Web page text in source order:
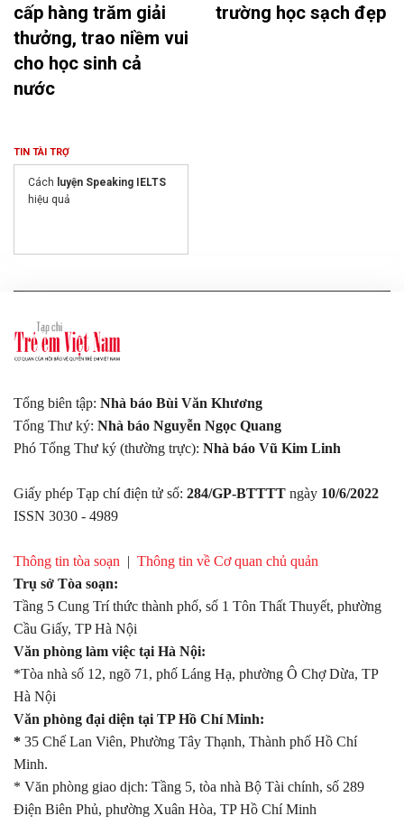
cấp hàng trăm giải
thưởng, trao niềm vui
cho học sinh cả
nước
trường học sạch đẹp
TIN TÀI TRỢ
Cách luyện Speaking IELTS
hiệu quả
Tổng biên tập: Nhà báo Bùi Văn Khương
Tổng Thư ký: Nhà báo Nguyễn Ngọc Quang
Phó Tổng Thư ký (thường trực): Nhà báo Vũ Kim Linh
Giấy phép Tạp chí điện tử số: 284/GP-BTTTT ngày 10/6/2022
ISSN 3030 - 4989
Thông tin tòa soạn | Thông tin về Cơ quan chủ quản
Trụ sở Tòa soạn:
Tầng 5 Cung Trí thức thành phố, số 1 Tôn Thất Thuyết, phường
Cầu Giấy, TP Hà Nội
Văn phòng làm việc tại Hà Nội:
*Tòa nhà số 12, ngõ 71, phố Láng Hạ, phường Ô Chợ Dừa, TP
Hà Nội
Văn phòng đại diện tại TP Hồ Chí Minh:
* 35 Chế Lan Viên, Phường Tây Thạnh, Thành phố Hồ Chí
Minh.
* Văn phòng giao dịch: Tầng 5, tòa nhà Bộ Tài chính, số 289
Điện Biên Phủ, phường Xuân Hòa, TP Hồ Chí Minh